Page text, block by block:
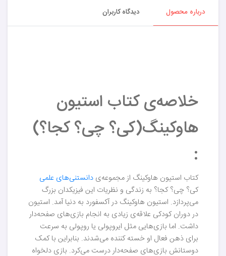
درباره محصول دیدگاه کاربران
خلاصه‌ی کتاب استیون
هاوکینگ(کی؟ چی؟ کجا؟)
:
کتاب استیون هاوکینگ از مجموعه‌ی دانستنی‌های علمی
کی؟ چی؟ کجا؟ به زندگی و نظریات این فیزیکدان بزرگ
می‌پردازد. استیون هاوکینگ در آکسفورد به دنیا آمد. استیون
در دوران کودکی علاقه‌ی زیادی به انجام بازی‌های صفحه‌دار
داشت. اما بازی‌هایی مثل ایروپولی یا روپولی به سرعت
برای ذهن فعال او خسته کننده می‌شدند. بنابراین با کمک
دوستانش بازی‌های صفحه‌دار درست می‌کرد. بازی دلخواه